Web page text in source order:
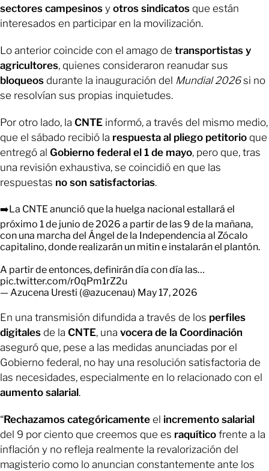
sectores campesinos y otros sindicatos que están
interesados en participar en la movilización.
Lo anterior coincide con el amago de transportistas y
agricultores, quienes consideraron reanudar sus
bloqueos durante la inauguración del Mundial 2026si no
se resolvían sus propias inquietudes.
Por otro lado, la CNTE informó, a través del mismo medio,
que el sábado recibió la respuesta al pliego petitorio que
entregó al Gobierno federal el 1 de mayo, pero que, tras
una revisión exhaustiva, se coincidió en que las
respuestas no son satisfactorias.
➡️La CNTE anunció que la huelga nacional estallará el
próximo 1 de junio de 2026 a partir de las 9 de la mañana,
con una marcha del Ángel de la Independencia al Zócalo
capitalino, donde realizarán un mitin e instalarán el plantón.
A partir de entonces, definirán día con día las…
pic.twitter.com/r0qPm1rZ2u
— Azucena Uresti (@azucenau) May 17, 2026
En una transmisión difundida a través de los perfiles
digitales de la CNTE, una vocera de la Coordinación
aseguró que, pese a las medidas anunciadas por el
Gobierno federal, no hay una resolución satisfactoria de
las necesidades, especialmente en lo relacionado con el
aumento salarial.
“Rechazamos categóricamente el incremento salarial
del 9 por ciento que creemos que es raquítico frente a la
inflación y no refleja realmente la revalorización del
magisterio como lo anuncian constantemente ante los